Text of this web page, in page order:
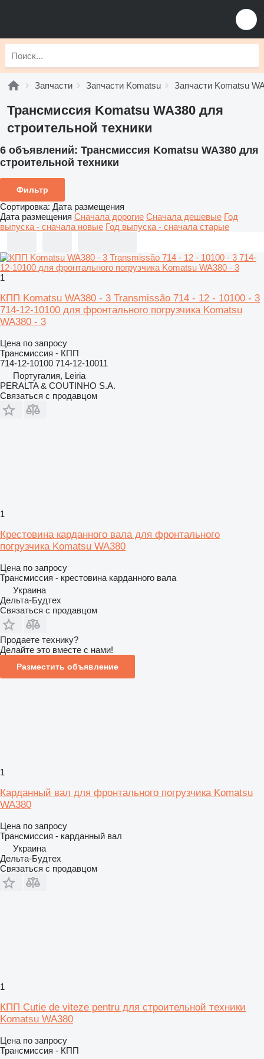
Запчасти Запчасти Komatsu Запчасти Komatsu
Трансмиссия Komatsu WA380 для
строительной техники
6 объявлений: Трансмиссия Komatsu WA380 для
строительной техники
Фильтр
Сортировка: Дата размещения
Дата размещения Сначала дорогие Сначала дешевые Год
выпуска - сначала новые Год выпуска - сначала старые
1
КПП Komatsu WA380 - 3 Transmissão 714 - 12 - 10100 - 3
714-12-10100 для фронтального погрузчика Komatsu
WA380 - 3
Цена по запросу
Трансмиссия - КПП
714-12-10100 714-12-10011
Португалия, Leiria
PERALTA & COUTINHO S.A.
Связаться с продавцом
1
Крестовина карданного вала для фронтального
погрузчика Komatsu WA380
Цена по запросу
Трансмиссия - крестовина карданного вала
Украина
Дельта-Будтех
Связаться с продавцом
Продаете технику?
Делайте это вместе с нами!
Разместить объявление
1
Карданный вал для фронтального погрузчика Komatsu
WA380
Цена по запросу
Трансмиссия - карданный вал
Украина
Дельта-Будтех
Связаться с продавцом
1
КПП Cutie de viteze pentru для строительной техники
Komatsu WA380
Цена по запросу
Трансмиссия - КПП